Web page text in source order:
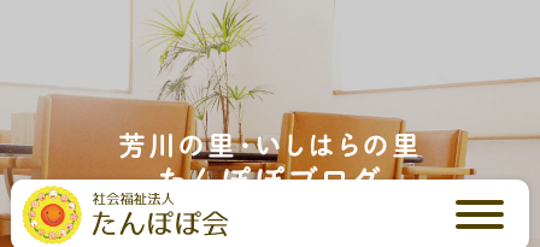
芳川の里・いしはらの里
たんぽぽブログ